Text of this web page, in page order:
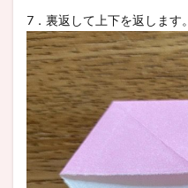
7．裏返して上下を返します。